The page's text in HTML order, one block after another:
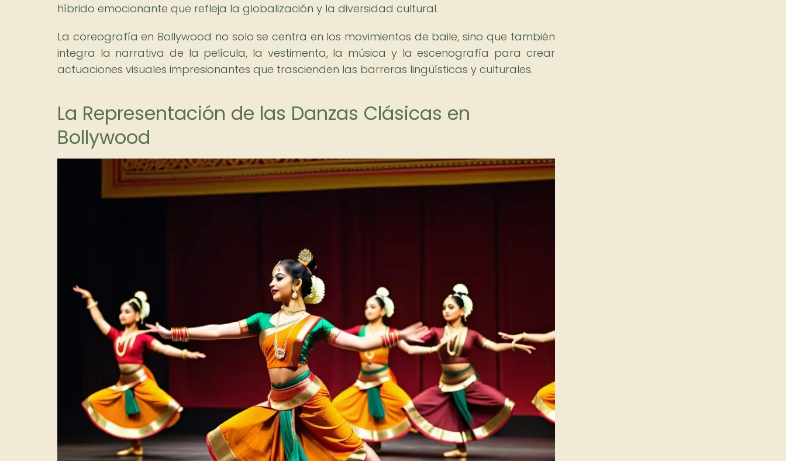
híbrido emocionante que refleja la globalización y la diversidad cultural.
La coreografía en Bollywood no solo se centra en los movimientos de baile, sino que también
integra la narrativa de la película, la vestimenta, la música y la escenografía para crear
actuaciones visuales impresionantes que trascienden las barreras lingüísticas y culturales.
La Representación de las Danzas Clásicas en
Bollywood